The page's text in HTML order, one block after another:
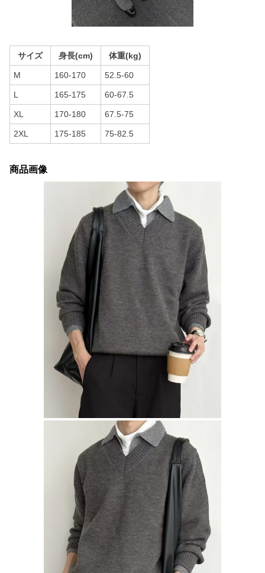
サイズ 身長(cm) 体重(kg)
M 160-170 52.5-60
L 165-175 60-67.5
XL 170-180 67.5-75
2XL 175-185 75-82.5
商品画像